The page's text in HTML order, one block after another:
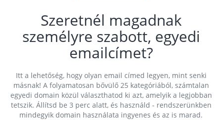
Szeretnél magadnak
személyre szabott, egyedi
emailcímet?
Itt a lehetőség, hogy olyan email címed legyen, mint senki
másnak! A folyamatosan bővülő 25 kategóriából, számtalan
egyedi domain közül választhatod ki azt, amelyik a legjobban
tetszik. Állítsd be 3 perc alatt, és használd - rendszerünkben
mindegyik domain használata ingyenes és az is marad.